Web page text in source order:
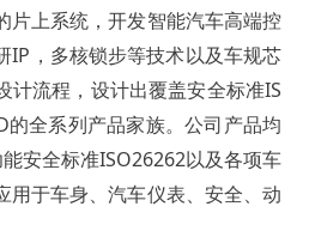
片上系统，开发智能汽车高端控
IP，多核锁步等技术以及车规芯
计流程，设计出覆盖安全标准IS
的全系列产品家族。公司产品均
安全标准ISO26262以及各项车
用于车身、汽车仪表、安全、动